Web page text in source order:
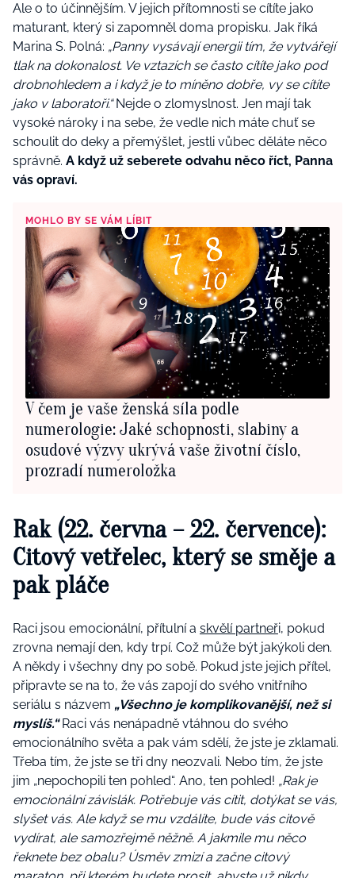
Ale o to účinnějším. V jejich přítomnosti se cítíte jako
maturant, který si zapomněl doma propisku. Jak říká
Marina S. Polná: „Panny vysávají energii tím, že vytvářejí
tlak na dokonalost. Ve vztazích se často cítíte jako pod
drobnohledem a i když je to míněno dobře, vy se cítíte
jako v laboratoři.“Nejde o zlomyslnost. Jen mají tak
vysoké nároky i na sebe, že vedle nich máte chuť se
schoulit do deky a přemýšlet, jestli vůbec děláte něco
správně. A když už seberete odvahu něco říct, Panna
vás opraví.
MOHLO BY SE VÁM LÍBIT
V čem je vaše ženská síla podle
numerologie: Jaké schopnosti, slabiny a
osudové výzvy ukrývá vaše životní číslo,
prozradí numeroložka
Rak (22. června – 22. července):
Citový vetřelec, který se směje a
pak pláče
Raci jsou emocionální, přítulní a skvělí partneři, pokud
zrovna nemají den, kdy trpí. Což může být jakýkoli den.
A někdy i všechny dny po sobě. Pokud jste jejich přítel,
připravte se na to, že vás zapojí do svého vnitřního
seriálu s názvem „Všechno je komplikovanější, než si
myslíš.“Raci vás nenápadně vtáhnou do svého
emocionálního světa a pak vám sdělí, že jste je zklamali.
Třeba tím, že jste se tři dny neozvali. Nebo tím, že jste
jim „nepochopili ten pohled“. Ano, ten pohled! „Rak je
emocionální závislák. Potřebuje vás cítit, dotýkat se vás,
slyšet vás. Ale když se mu vzdálíte, bude vás citově
vydírat, ale samozřejmě něžně. A jakmile mu něco
řeknete bez obalu? Úsměv zmizí a začne citový